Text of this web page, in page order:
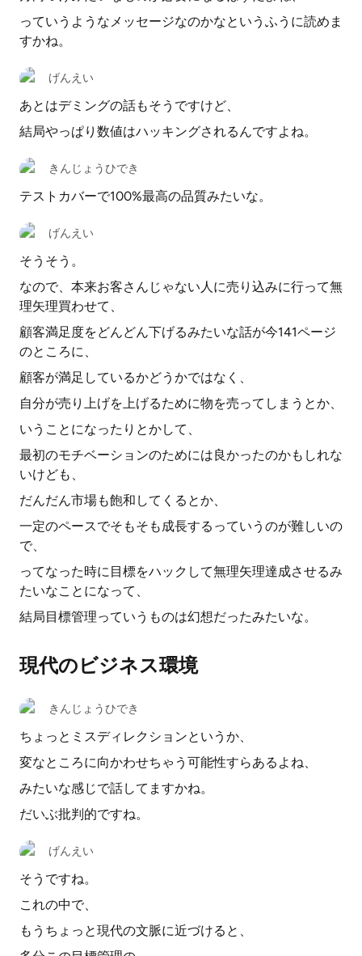
っていうようなメッセージなのかなというふうに読めま
すかね。
げんえい
あとはデミングの話もそうですけど、
結局やっぱり数値はハッキングされるんですよね。
きんじょうひでき
テストカバーで100%最高の品質みたいな。
げんえい
そうそう。
なので、本来お客さんじゃない人に売り込みに行って無
理矢理買わせて、
顧客満足度をどんどん下げるみたいな話が今141ページ
のところに、
顧客が満足しているかどうかではなく、
自分が売り上げを上げるために物を売ってしまうとか、
いうことになったりとかして、
最初のモチベーションのためには良かったのかもしれな
いけども、
だんだん市場も飽和してくるとか、
一定のペースでそもそも成長するっていうのが難しいの
で、
ってなった時に目標をハックして無理矢理達成させるみ
たいなことになって、
結局目標管理っていうものは幻想だったみたいな。
現代のビジネス環境
きんじょうひでき
ちょっとミスディレクションというか、
変なところに向かわせちゃう可能性すらあるよね、
みたいな感じで話してますかね。
だいぶ批判的ですね。
げんえい
そうですね。
これの中で、
もうちょっと現代の文脈に近づけると、